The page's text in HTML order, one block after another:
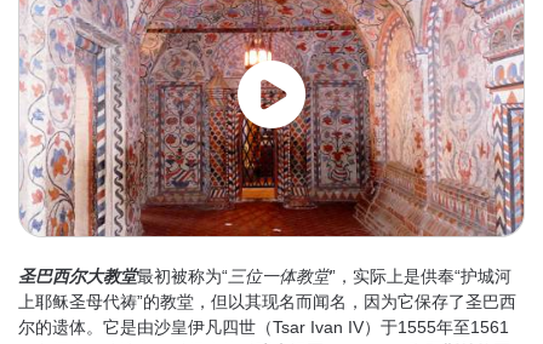
圣巴西尔大教堂最初被称为“ 三位一体教堂”，实际上是供奉“护城河
上耶稣圣母代祷”的教堂，但以其现名而闻名，因为它保存了圣巴西
尔的遗体。它是由沙皇伊凡四世（Tsar Ivan IV）于1555年至1561